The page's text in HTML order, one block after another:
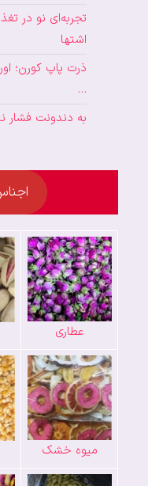
تجربه‌ای نو در
اشتها
ذرت پاپ کورن؛
…
به دندونت فشار
عطاری
میوه خشک